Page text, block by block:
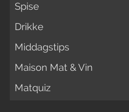
Spise
Drikke
Middagstips
Maison Mat & Vin
Matquiz